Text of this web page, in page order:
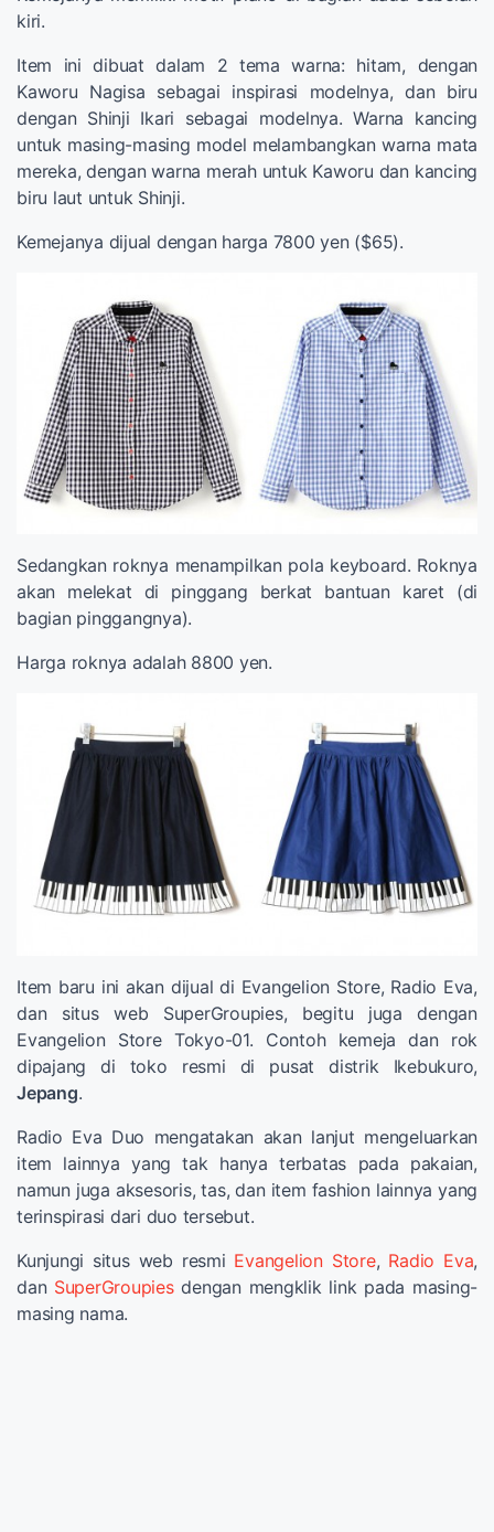
kiri.
Item ini dibuat dalam 2 tema warna: hitam, dengan
Kaworu Nagisa sebagai inspirasi modelnya, dan biru
dengan Shinji Ikari sebagai modelnya. Warna kancing
untuk masing-masing model melambangkan warna mata
mereka, dengan warna merah untuk Kaworu dan kancing
biru laut untuk Shinji.
Kemejanya dijual dengan harga 7800 yen ($65).
Sedangkan roknya menampilkan pola keyboard. Roknya
akan melekat di pinggang berkat bantuan karet (di
bagian pinggangnya).
Harga roknya adalah 8800 yen.
Item baru ini akan dijual di Evangelion Store, Radio Eva,
dan situs web SuperGroupies, begitu juga dengan
Evangelion Store Tokyo-01. Contoh kemeja dan rok
dipajang di toko resmi di pusat distrik Ikebukuro,
Jepang.
Radio Eva Duo mengatakan akan lanjut mengeluarkan
item lainnya yang tak hanya terbatas pada pakaian,
namun juga aksesoris, tas, dan item fashion lainnya yang
terinspirasi dari duo tersebut.
Kunjungi situs web resmi Evangelion Store, Radio Eva,
dan SuperGroupiesdengan mengklik link pada masing-
masing nama.